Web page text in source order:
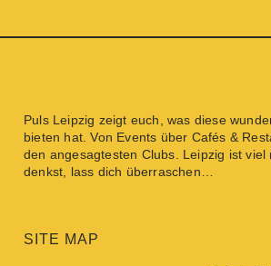
Puls Leipzig zeigt euch, was diese
bieten hat. Von Events über Cafés &
den angesagtesten Clubs . Leipzig ist
denkst, lass dich überraschen…
SITE MAP